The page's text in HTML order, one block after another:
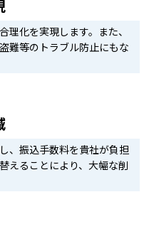
理化を実現します。また、
難等のトラブル防止にもな
、振込手数料を貴社が負担
えることにより、大幅な削